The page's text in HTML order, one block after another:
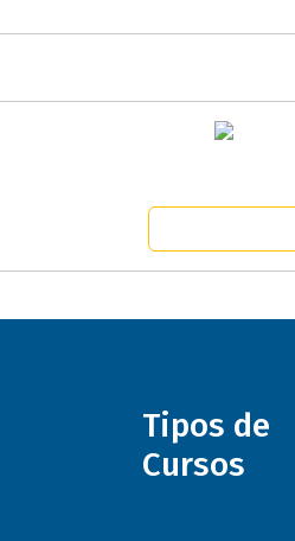
Tipos de
Cursos